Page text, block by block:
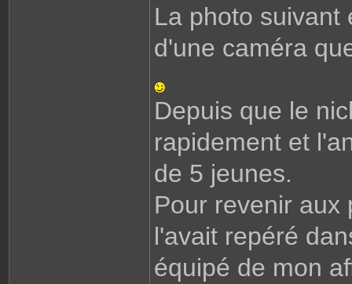
La photo suivant
d'une caméra
Depuis que le
rapidement et
de 5 jeunes.
Pour revenir aux
l'avait repéré
équipé de mon